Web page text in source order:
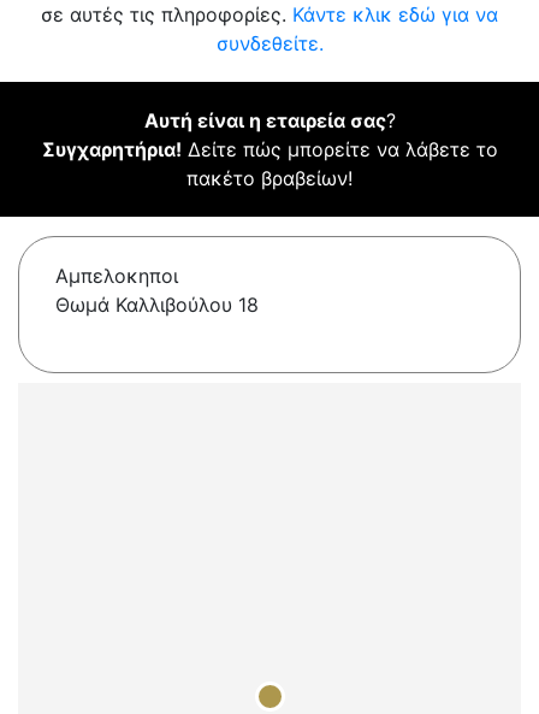
σε αυτές τις πληροφορίες. Κάντε κλικ εδώ για να
συνδεθείτε.
Αυτή είναι η εταιρεία σας?
Συγχαρητήρια! Δείτε πώς μπορείτε να λάβετε το
πακέτο βραβείων!
Αμπελοκηποι
Θωμά Καλλιβούλου 18